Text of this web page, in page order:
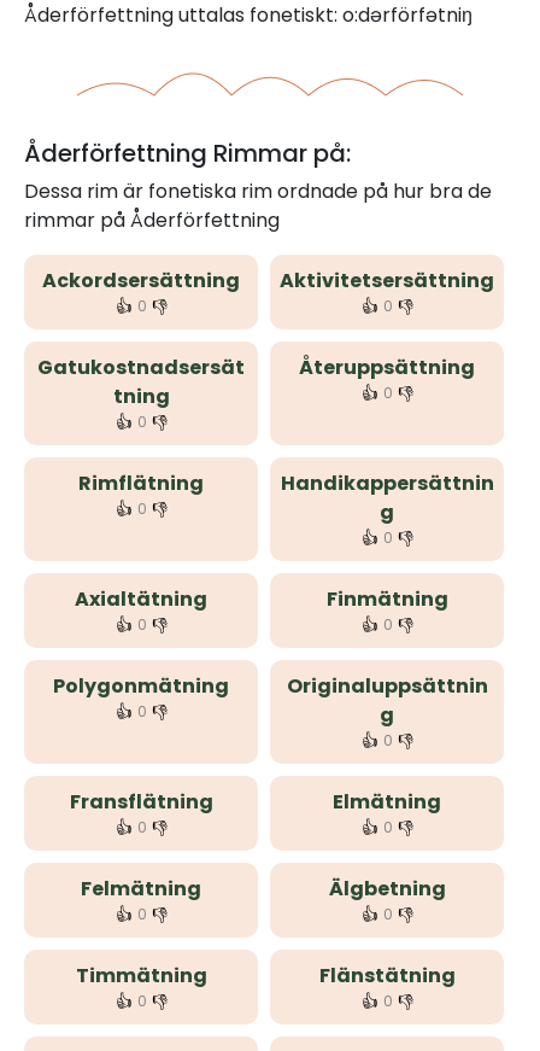
Åderförfettning uttalas fonetiskt: o:dərförfətniŋ
Åderförfettning Rimmar på:
Dessa rim är fonetiska rim ordnade på hur bra de
rimmar på Åderförfettning
Ackordsersättning
👍 0 👎
Aktivitetsersättning
👍 0 👎
Gatukostnadsersät
tning
👍 0 👎
Återuppsättning
👍 0 👎
Rimflätning
👍 0 👎
Handikappersättnin
g
👍 0 👎
Axialtätning
👍 0 👎
Finmätning
👍 0 👎
Polygonmätning
👍 0 👎
Originaluppsättnin
g
👍 0 👎
Fransflätning
👍 0 👎
Elmätning
👍 0 👎
Felmätning
👍 0 👎
Älgbetning
👍 0 👎
Timmätning
👍 0 👎
Flänstätning
👍 0 👎